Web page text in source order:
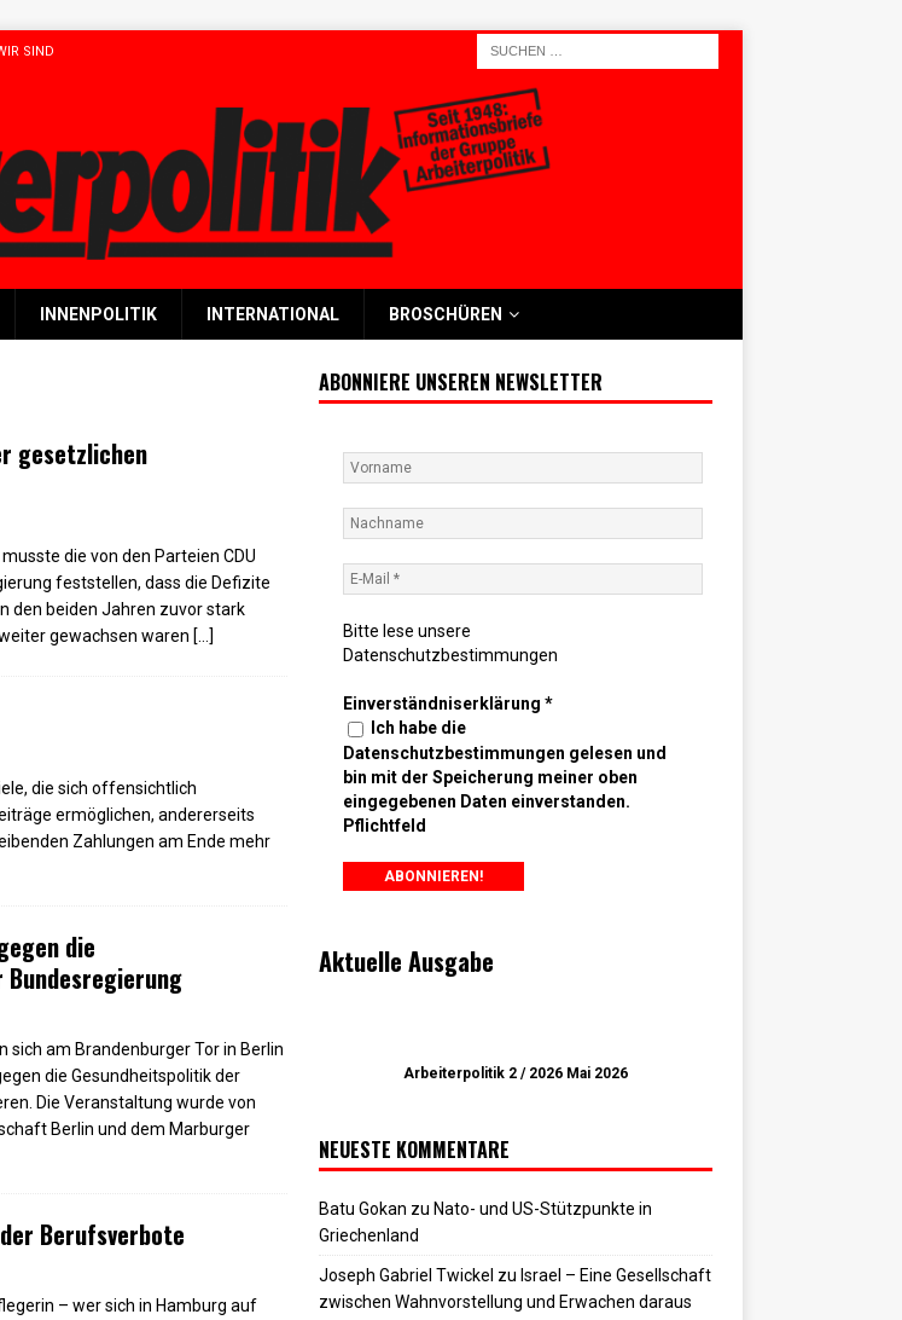
SIND
INNENPOLITIK INTERNATIONAL BROSCHÜREN
gesetzlichen
die von den Parteien CDU
feststellen, dass die Defizite
den beiden Jahren zuvor stark
gewachsen waren […]
die sich offensichtlich
ermöglichen, andererseits
Zahlungen am Ende mehr
die
sich am Brandenburger Tor in Berlin
die Gesundheitspolitik der
Die Veranstaltung wurde von
Berlin und dem Marburger
Berufsverbote
– wer sich in Hamburg auf
ABONNIERE UNSEREN NEWSLETTER
Bitte lese unsere
Datenschutzbestimmungen
Einverständniserklärung *
Ich habe die
Datenschutzbestimmungen gelesen und
bin mit der Speicherung meiner oben
eingegebenen Daten einverstanden.
Pflichtfeld
Aktuelle Ausgabe
Arbeiterpolitik 2 / 2026 Mai 2026
NEUESTE KOMMENTARE
Batu Gokan zu Nato- und US-Stützpunkte in
Griechenland
Joseph Gabriel Twickel zu Israel – Eine Gesellschaft
zwischen Wahnvorstellung und Erwachen daraus